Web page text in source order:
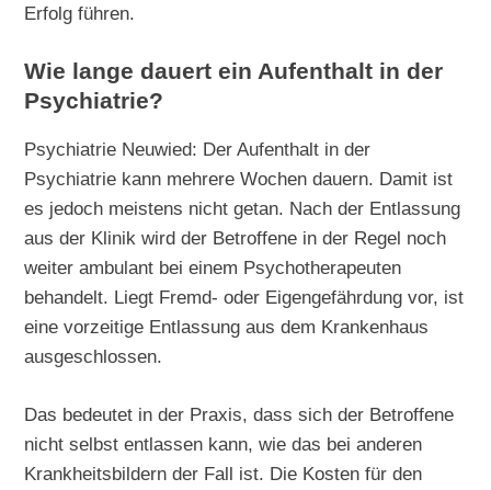
Erfolg führen.
Wie lange dauert ein Aufenthalt in der
Psychiatrie?
Psychiatrie Neuwied: Der Aufenthalt in der
Psychiatrie kann mehrere Wochen dauern. Damit ist
es jedoch meistens nicht getan. Nach der Entlassung
aus der Klinik wird der Betroffene in der Regel noch
weiter ambulant bei einem Psychotherapeuten
behandelt. Liegt Fremd- oder Eigengefährdung vor, ist
eine vorzeitige Entlassung aus dem Krankenhaus
ausgeschlossen.
Das bedeutet in der Praxis, dass sich der Betroffene
nicht selbst entlassen kann, wie das bei anderen
Krankheitsbildern der Fall ist. Die Kosten für den